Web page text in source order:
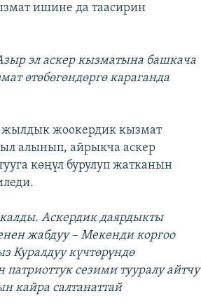
ишине да таасирин
эл аскер кызматына башкача
өтөбөгөндөргө караганда
жылдык жоокердик кызмат
алынып, айрыкча аскер
көңүл бурулуп жатканын
калды. Аскердик даярдыкты
жабдуу – Мекенди коргоо
Куралдуу күчтөрүндө
сезими тууралу айтчу
кайра салтанаттай